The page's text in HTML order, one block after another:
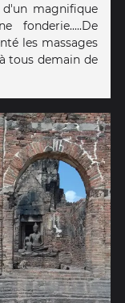
magnifique
fonderie.....De
les massages
tous demain de